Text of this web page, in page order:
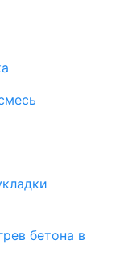
бетона в